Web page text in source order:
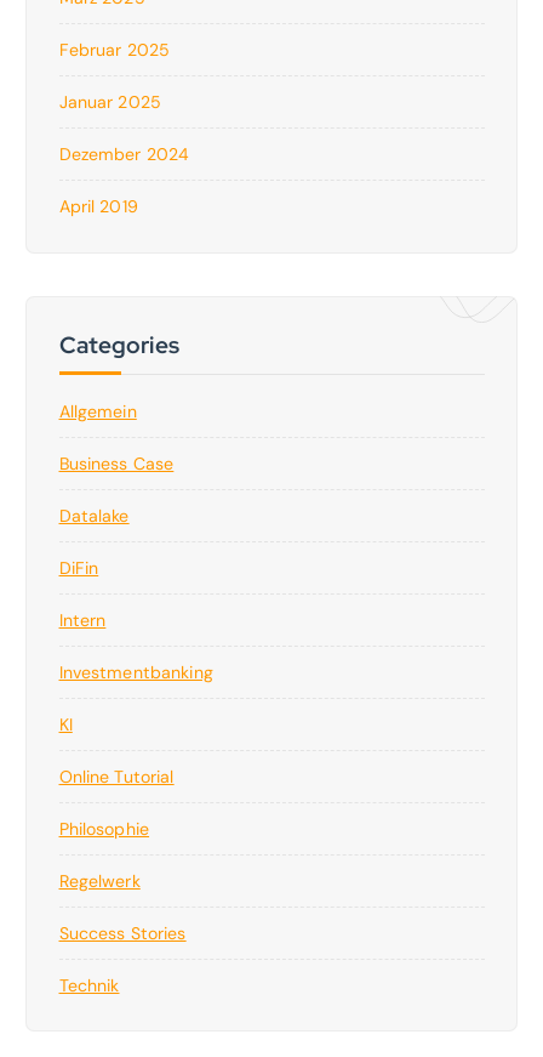
Februar 2025
Januar 2025
Dezember 2024
April 2019
Categories
Allgemein
Business Case
Datalake
DiFin
Intern
Investmentbanking
KI
Online Tutorial
Philosophie
Regelwerk
Success Stories
Technik